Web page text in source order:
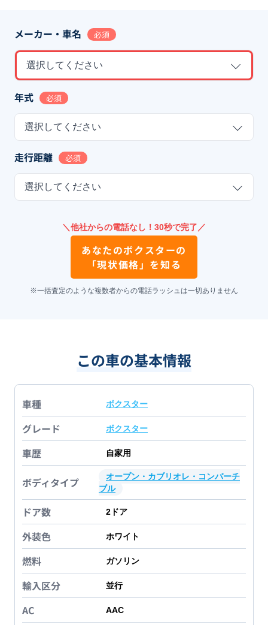
メーカー・車名 必須
選択してください
年式 必須
選択してください
走行距離 必須
選択してください
＼他社からの電話なし！30秒で完了／
あなたのボクスターの
「現状価格」を知る
※一括査定のような複数者からの電話ラッシュは一切ありません
この車の基本情報
車種 ボクスター
グレード ボクスター
車歴 自家用
ボディタイプ
オープン・カブリオレ・コンバーチ
ブル
ドア数 2 ドア
外装色 ホワイト
燃料 ガソリン
輸入区分 並行
AC AAC